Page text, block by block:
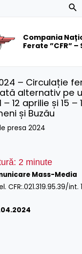
Compania
Ferate ”CFR” –
– Circulație
alternativ pe
– 12 aprilie și 15
și Buzău
presa 2024
2 minute
Mass-Media
CFR:.021.319.95.39/int.